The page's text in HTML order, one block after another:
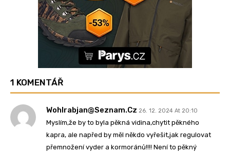
1 KOMENTÁŘ
Wohlrabjan@seznam.cz 26. 12. 2024 At 20:10
Myslím,že by to byla pěkná vidina,chytit pěkného
kapra, ale napřed by měl někdo vyřešit,jak regulovat
přemnožení vyder a kormoránů!!!! Není to pěkný